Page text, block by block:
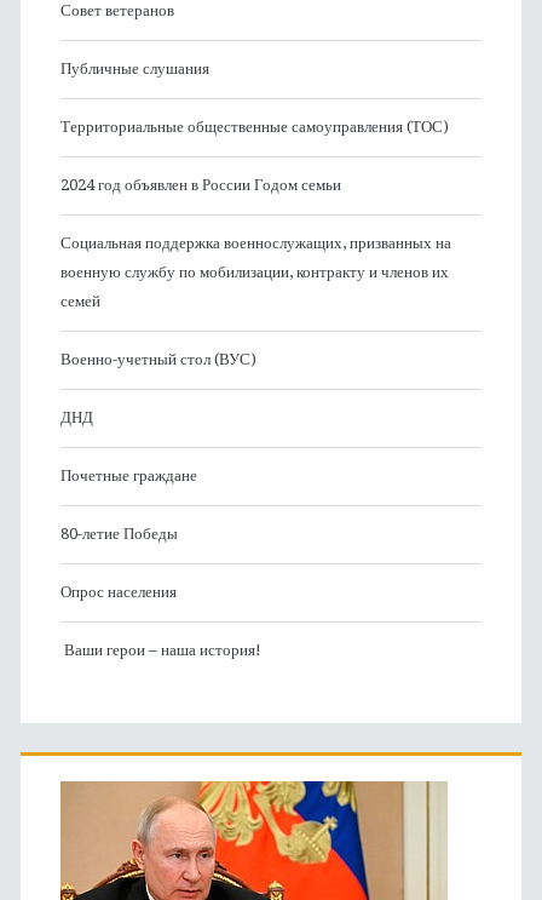
Совет ветеранов
Публичные слушания
Территориальные общественные самоуправления (ТОС)
2024 год объявлен в России Годом семьи
Социальная поддержка военнослужащих, призванных на
военную службу по мобилизации, контракту и членов их
семей
Военно-учетный стол (ВУС)
ДНД
Почетные граждане
80-летие Победы
Опрос населения
Ваши герои – наша история!